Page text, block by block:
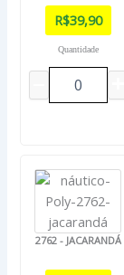
R$39,90
Quantidade
2762 - JACARANDÁ